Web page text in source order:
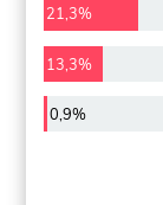
21,3%
13,3%
0,9%